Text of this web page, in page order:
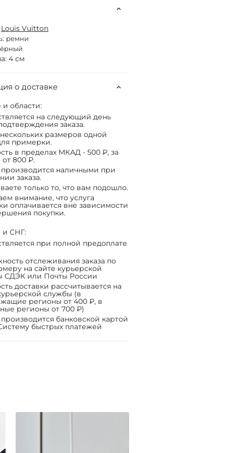
Louis Vuitton
ремни
4 см
о доставке
области:
на следующий день
заказа.
размеров одной
примерки.
в пределах МКАД - 500 ₽, за
800 ₽.
производится наличными при
заказа.
только то, что вам подошло.
внимание, что услуга
оплачивается вне зависимости
покупки.
и СНГ:
при полной предоплате
отслеживания заказа по
на сайте курьерской
СДЭК или Почты России
доставки рассчитывается на
службы (в
регионы от 400 ₽, в
регионы от 700 ₽)
банковской картой
быстрых платежей